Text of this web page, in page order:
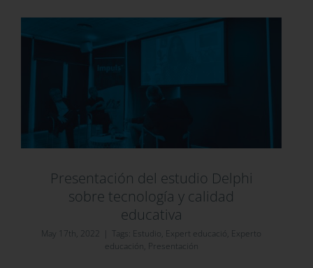
Presentación del estudio Delphi
sobre tecnología y calidad
educativa
May 17th, 2022 Tags: Estudio, Expert educació, Experto
educación, Presentación